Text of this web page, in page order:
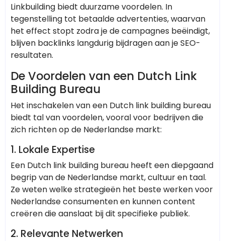
Linkbuilding biedt duurzame voordelen. In
tegenstelling tot betaalde advertenties, waarvan
het effect stopt zodra je de campagnes beëindigt,
blijven backlinks langdurig bijdragen aan je SEO-
resultaten.
De Voordelen van een Dutch Link
Building Bureau
Het inschakelen van een Dutch link building bureau
biedt tal van voordelen, vooral voor bedrijven die
zich richten op de Nederlandse markt:
1. Lokale Expertise
Een Dutch link building bureau heeft een diepgaand
begrip van de Nederlandse markt, cultuur en taal.
Ze weten welke strategieën het beste werken voor
Nederlandse consumenten en kunnen content
creëren die aanslaat bij dit specifieke publiek.
2. Relevante Netwerken